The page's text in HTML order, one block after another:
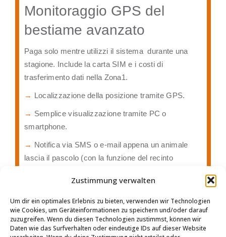
Zustimmung verwalten
Um dir ein optimales Erlebnis zu bieten, verwenden wir Technologien
wie Cookies, um Geräteinformationen zu speichern und/oder darauf
zuzugreifen. Wenn du diesen Technologien zustimmst, können wir
Daten wie das Surfverhalten oder eindeutige IDs auf dieser Website
Monitoraggio GPS del
bestiame avanzato
Paga solo mentre utilizzi il sistema durante una
stagione. Include la carta SIM e i costi di
trasferimento dati nella Zona1.
→ Localizzazione della posizione tramite GPS.
→ Semplice visualizzazione tramite PC o
smartphone.
→ Notifica via SMS o e-mail appena un animale
lascia il pascolo (con la funzione del recinto
Visualizzazione dei movimenti sul pascolo per
ogni singolo animale.
→Go as you pay.
→Scheda SIM con trasferimento